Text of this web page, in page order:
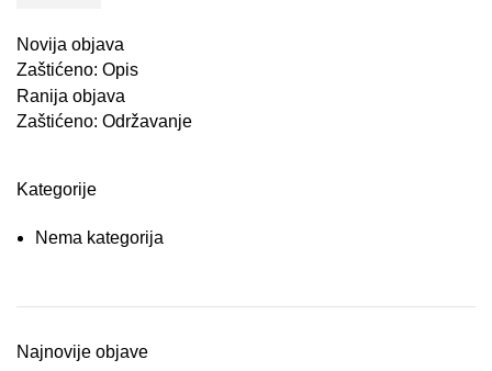
Novija objava
Zaštićeno: Opis
Ranija objava
Zaštićeno: Održavanje
Kategorije
Nema kategorija
Najnovije objave